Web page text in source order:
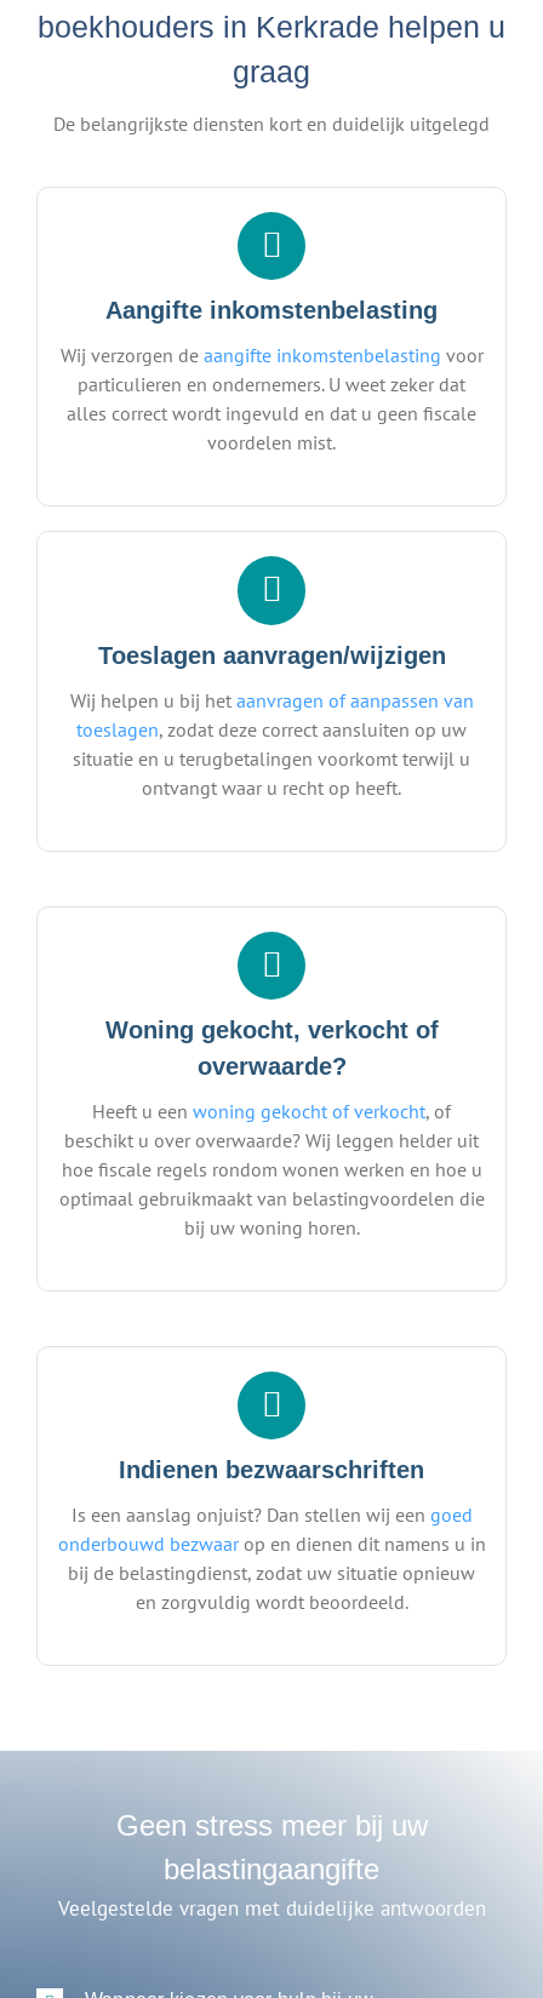
boekhouders in Kerkrade helpen u
graag
De belangrijkste diensten kort en duidelijk uitgelegd
Aangifte inkomstenbelasting
Wij verzorgen de aangifte inkomstenbelasting voor
particulieren en ondernemers. U weet zeker dat
alles correct wordt ingevuld en dat u geen fiscale
voordelen mist.
Toeslagen aanvragen/wijzigen
Wij helpen u bij het aanvragen of aanpassen van
toeslagen, zodat deze correct aansluiten op uw
situatie en u terugbetalingen voorkomt terwijl u
ontvangt waar u recht op heeft.
Woning gekocht, verkocht of
overwaarde?
Heeft u een woning gekocht of verkocht, of
beschikt u over overwaarde? Wij leggen helder uit
hoe fiscale regels rondom wonen werken en hoe u
optimaal gebruikmaakt van belastingvoordelen die
bij uw woning horen.
Indienen bezwaarschriften
Is een aanslag onjuist? Dan stellen wij een goed
onderbouwd bezwaarop en dienen dit namens u in
bij de belastingdienst, zodat uw situatie opnieuw
en zorgvuldig wordt beoordeeld.
Geen stress meer bij uw
belastingaangifte
Veelgestelde vragen met duidelijke antwoorden